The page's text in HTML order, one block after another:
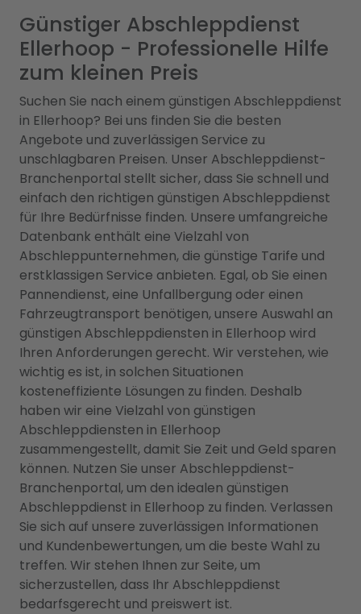
Günstiger Abschleppdienst
Ellerhoop - Professionelle Hilfe
zum kleinen Preis
Suchen Sie nach einem günstigen Abschleppdienst
in Ellerhoop? Bei uns finden Sie die besten
Angebote und zuverlässigen Service zu
unschlagbaren Preisen. Unser Abschleppdienst-
Branchenportal stellt sicher, dass Sie schnell und
einfach den richtigen günstigen Abschleppdienst
für Ihre Bedürfnisse finden. Unsere umfangreiche
Datenbank enthält eine Vielzahl von
Abschleppunternehmen, die günstige Tarife und
erstklassigen Service anbieten. Egal, ob Sie einen
Pannendienst, eine Unfallbergung oder einen
Fahrzeugtransport benötigen, unsere Auswahl an
günstigen Abschleppdiensten in Ellerhoop wird
Ihren Anforderungen gerecht. Wir verstehen, wie
wichtig es ist, in solchen Situationen
kosteneffiziente Lösungen zu finden. Deshalb
haben wir eine Vielzahl von günstigen
Abschleppdiensten in Ellerhoop
zusammengestellt, damit Sie Zeit und Geld sparen
können. Nutzen Sie unser Abschleppdienst-
Branchenportal, um den idealen günstigen
Abschleppdienst in Ellerhoop zu finden. Verlassen
Sie sich auf unsere zuverlässigen Informationen
und Kundenbewertungen, um die beste Wahl zu
treffen. Wir stehen Ihnen zur Seite, um
sicherzustellen, dass Ihr Abschleppdienst
bedarfsgerecht und preiswert ist.